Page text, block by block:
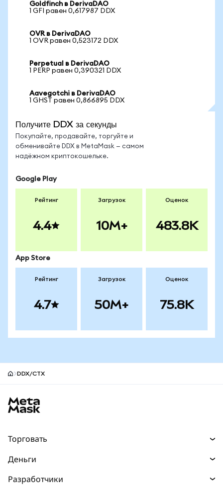
Goldfinch в DerivaDAO
1 GFI равен 0,617987 DDX
OVR в DerivaDAO
1 OVR равен 0,523172 DDX
Perpetual в DerivaDAO
1 PERP равен 0,390321 DDX
Aavegotchi в DerivaDAO
1 GHST равен 0,866895 DDX
Получите DDX за секунды
Покупайте, продавайте, торгуйте и
обменивайте DDX в MetaMask — самом
надёжном криптокошельке.
Google Play
Рейтинг
4.4
Загрузок
10M+
Оценок
483.8K
App Store
Рейтинг
4.7
Загрузок
50M+
Оценок
75.8K
DDX/CTX
Торговать
Прогнозы
Деньги
Разработчики